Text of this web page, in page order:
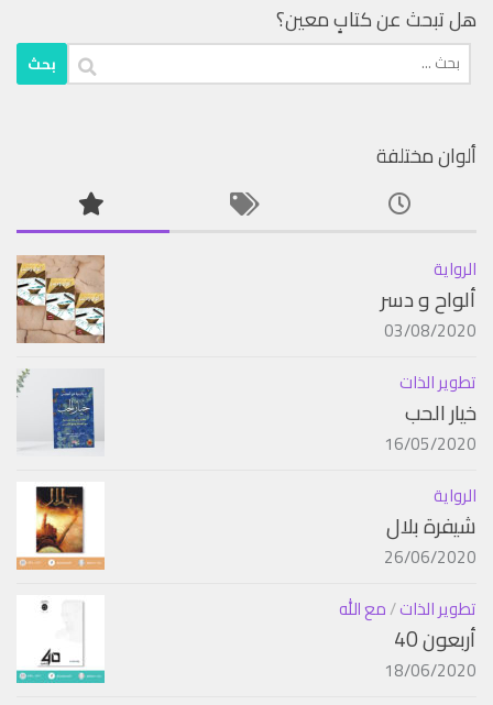
هل تبحث عن كتابٍ معين؟
البحث
عن:
ألوان مختلفة
الرواية
ألواح و دسر
03/08/2020
تطوير الذات
خيار الحب
16/05/2020
الرواية
شيفرة بلال
26/06/2020
تطوير الذات/مع الله
أربعون 40
18/06/2020